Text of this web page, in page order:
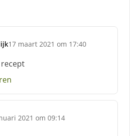
17 maart 2021 om 17:40
2021 om 09:14